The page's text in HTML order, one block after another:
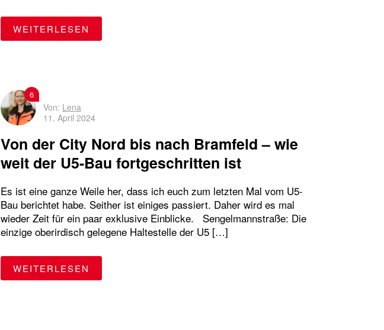
WEITERLESEN
Von der City Nord bis nach Bramfeld – wie
weit der U5-Bau fortgeschritten ist
6
Von: Lena
11. April 2024
Es ist eine ganze Weile her, dass ich euch zum letzten Mal vom U5-
Bau berichtet habe. Seither ist einiges passiert. Daher wird es mal
wieder Zeit für ein paar exklusive Einblicke. Sengelmannstraße: Die
einzige oberirdisch gelegene Haltestelle der U5 […]
WEITERLESEN